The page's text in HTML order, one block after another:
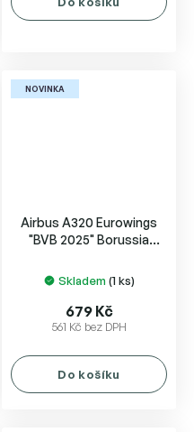
z
NOVINKA
Airbus A320 Eurowings
"BVB 2025" Borussia
Skladem (1 ks)
561 Kč bez DPH
679 Kč
Do košíku